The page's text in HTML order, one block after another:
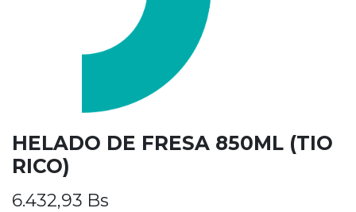
HELADO DE FRESA 850ML (TIO
RICO)
6.432,93 Bs